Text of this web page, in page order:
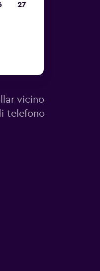
vicino
telefono
27